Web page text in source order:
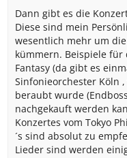
Dann gibt es die
Diese sind mein
wesentlich mehr um
kümmern. Beispiele für
Fantasy (da gibt es
Sinfonieorchester Köln
beraubt wurde
nachgekauft werden
Konzertes vom Tokyo
´s sind absolut zu
Lieder sind werden